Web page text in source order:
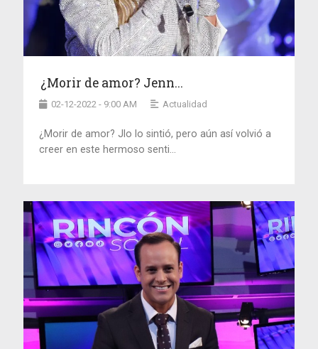
¿Morir de amor? Jenn...
02-12-2022 - 9:00 AM Actualidad
¿Morir de amor? Jlo lo sintió, pero aún así volvió a
creer en este hermoso senti...